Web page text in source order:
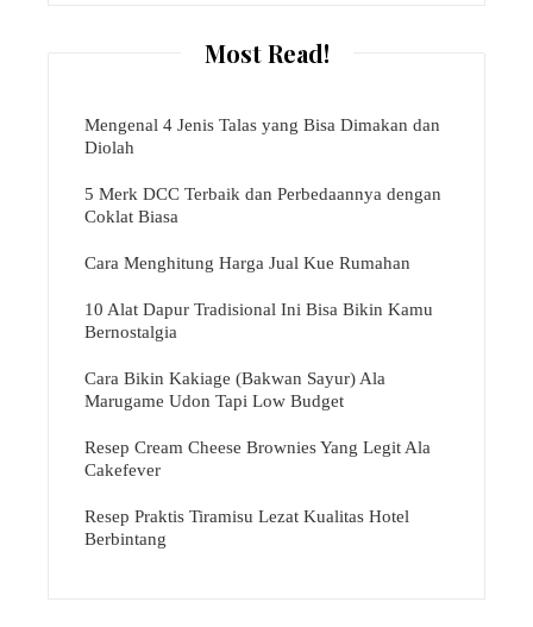
Most Read!
Mengenal 4 Jenis Talas yang Bisa Dimakan dan
Diolah
5 Merk DCC Terbaik dan Perbedaannya dengan
Coklat Biasa
Cara Menghitung Harga Jual Kue Rumahan
10 Alat Dapur Tradisional Ini Bisa Bikin Kamu
Bernostalgia
Cara Bikin Kakiage (Bakwan Sayur) Ala
Marugame Udon Tapi Low Budget
Resep Cream Cheese Brownies Yang Legit Ala
Cakefever
Resep Praktis Tiramisu Lezat Kualitas Hotel
Berbintang